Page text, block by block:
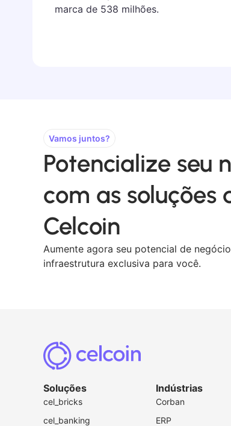
marca de 538 milhões.
Vamos juntos?
Potencialize seu
com as soluções
Celcoin
Aumente agora seu potencial de
infraestrutura exclusiva para você.
Soluções
cel_bricks
cel_banking
Indústrias
Corban
ERP